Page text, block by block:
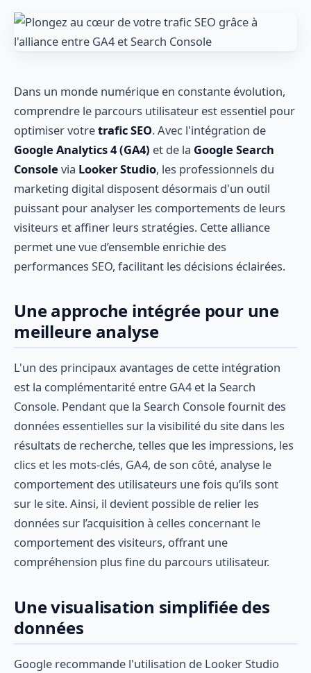
Dans un monde numérique en constante évolution,
comprendre le parcours utilisateur est essentiel pour
optimiser votretrafic SEO. Avec l'intégration de
Google Analytics 4 (GA4) et de la Google Search
Console via Looker Studio, les professionnels du
marketing digital disposent désormais d'un outil
puissant pour analyser les comportements de leurs
visiteurs et affiner leurs stratégies. Cette alliance
permet une vue d’ensemble enrichie des
performances SEO, facilitant les décisions éclairées.
Une approche intégrée pour une
meilleure analyse
L'un des principaux avantages de cette intégration
est la complémentarité entre GA4 et la Search
Console. Pendant que la Search Console fournit des
données essentielles sur la visibilité du site dans les
résultats de recherche, telles que les impressions, les
clics et les mots-clés, GA4, de son côté, analyse le
comportement des utilisateurs une fois qu’ils sont
sur le site. Ainsi, il devient possible de relier les
données sur l’acquisition à celles concernant le
comportement des visiteurs, offrant une
compréhension plus fine du parcours utilisateur.
Une visualisation simplifiée des
données
Google recommande l'utilisation de Looker Studio